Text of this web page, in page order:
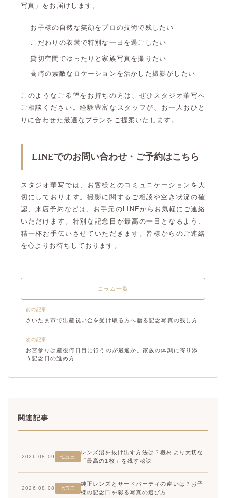
写真」をお届けします。
お子様の自然な笑顔をプロの技術で残したい
こだわりの衣裳で特別な一日を過ごしたい
貸切空間でゆったりと家族写真を撮りたい
高崎の素敵なロケーションを活かした撮影がしたい
このようなご希望をお持ちの方は、ぜひスタジオ華写へ
ご相談ください。経験豊富なスタッフが、お一人おひと
りに合わせた最適なプランをご提案いたします。
LINEでのお問い合わせ・ご予約はこちら
スタジオ華写では、お客様とのコミュニケーションを大
切にしております。撮影に関するご相談や空き状況の確
認、来店予約などは、お手元のLINEからお気軽にご連絡
いただけます。特別な記念日が最高の一日となるよう、
精一杯お手伝いさせていただきます。皆様からのご連絡
を心よりお待ちしております。
前の記事
さいたま市で出産祝い金を受け取る方へ贈る記念写真の残し方
コラム一覧
次の記事
お宮参りは産後何日目に行うのが最適か。家族の体調に寄り添
う記念日の進め方
関連記事
2026.08.09 七五三
レンズ沼を抜け出す方法は？機材より大切な
「最高の1枚」を残す秘訣
2026.08.08 七五三
純正レンズとサードパーティの違いは？お子
様の記念日を彩る写真の選び方